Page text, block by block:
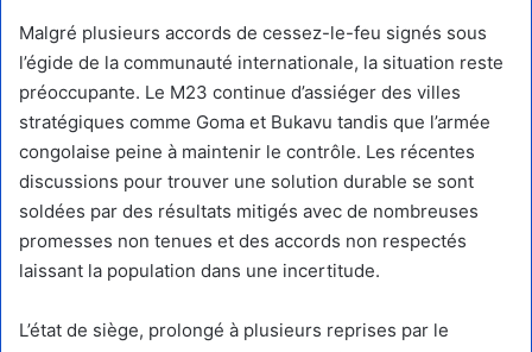
Malgré plusieurs accords de cessez-le-feu signés sous
l’égide de la communauté internationale, la situation reste
préoccupante. Le M23 continue d’assiéger des villes
stratégiques comme Goma et Bukavu tandis que l’armée
congolaise peine à maintenir le contrôle. Les récentes
discussions pour trouver une solution durable se sont
soldées par des résultats mitigés avec de nombreuses
promesses non tenues et des accords non respectés
laissant la population dans une incertitude.
L’état de siège, prolongé à plusieurs reprises par le